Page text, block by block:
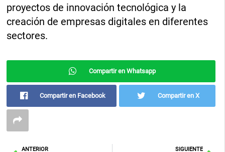
proyectos de innovación tecnológica y la
creación de empresas digitales en diferentes
sectores.
Compartir en Whatsapp
Compartir en Facebook Compartir en X
ANTERIOR SIGUIENTE